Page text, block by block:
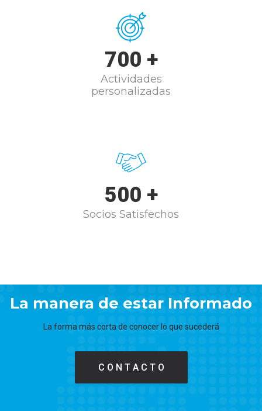
700 +
Actividades
personalizadas
500 +
Socios Satisfechos
La manera de estar Informado
La forma más corta de conocer lo que sucederá
C O N T A C T O